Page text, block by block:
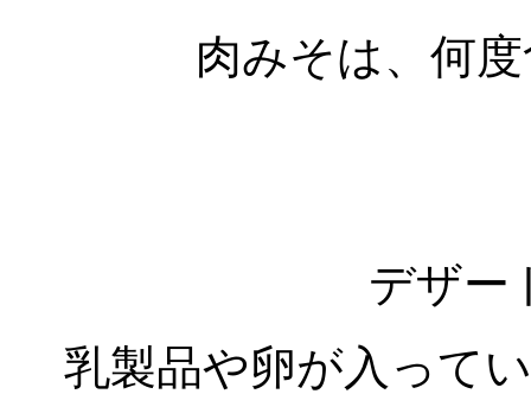
肉みそは、何
デザー
乳製品や卵が入って